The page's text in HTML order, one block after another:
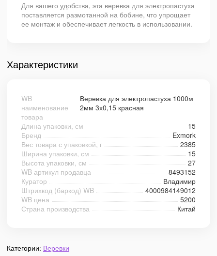
Для вашего удобства, эта веревка для электропастуха
поставляется размотанной на бобине, что упрощает
ее монтаж и обеспечивает легкость в использовании.
Характеристики
WB
наименование
товара
Веревка для электропастуха 1000м
2мм 3х0,15 красная
Длина упаковки, см
15
Бренд
Exmork
Вес товара с упаковкой, г
2385
Ширина упаковки, см
15
Высота упаковки, см
27
WB артикул продавца
8493152
Куратор
Владимир
Штрихкод (баркод) WB
4000984149012
WB цена
5200
Страна производства
Китай
Категории: Веревки